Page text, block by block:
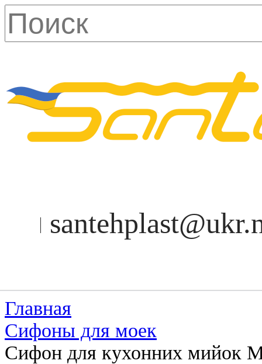
Главная
Сифоны для моек
Сифон для кухонних мийок